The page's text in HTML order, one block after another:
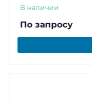
В наличии
По запросу